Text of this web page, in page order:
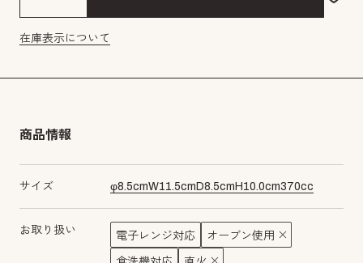
在庫表示について
商品情報
サイズ φ8.5cmW11.5cm D8.5cm H 10.0cm370cc
お取り扱い 電子レンジ対応 オーブン使用